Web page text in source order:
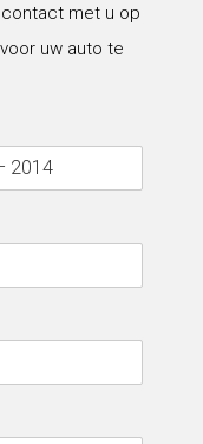
met u op
uw auto te